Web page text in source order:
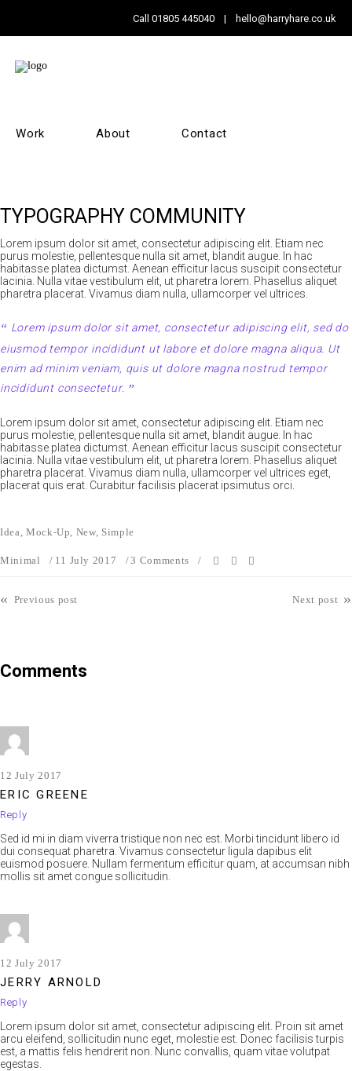
Call 01805 445040 | hello@harryhare.co.uk
Work About Contact
TYPOGRAPHY COMMUNITY
Lorem ipsum dolor sit amet, consectetur adipiscing elit. Etiam nec
purus molestie, pellentesque nulla sit amet, blandit augue. In hac
habitasse platea dictumst. Aenean efficitur lacus suscipit consectetur
lacinia. Nulla vitae vestibulum elit, ut pharetra lorem. Phasellus aliquet
pharetra placerat. Vivamus diam nulla, ullamcorper vel ultrices.
Lorem ipsum dolor sit amet, consectetur adipiscing elit, sed do
eiusmod tempor incididunt ut labore et dolore magna aliqua. Ut
enim ad minim veniam, quis ut dolore magna nostrud tempor
incididunt consectetur.
Lorem ipsum dolor sit amet, consectetur adipiscing elit. Etiam nec
purus molestie, pellentesque nulla sit amet, blandit augue. In hac
habitasse platea dictumst. Aenean efficitur lacus suscipit consectetur
lacinia. Nulla vitae vestibulum elit, ut pharetra lorem. Phasellus aliquet
pharetra placerat. Vivamus diam nulla, ullamcorper vel ultrices eget,
placerat quis erat. Curabitur facilisis placerat ipsimutus orci.
Idea Mock-Up New, Simple
Minimal 11 July 2017 3 Comments
« Previous post Next post »
Comments
12 July 2017
ERIC GREENE
Reply
Sed id mi in diam viverra tristique non nec est. Morbi tincidunt libero id
dui consequat pharetra. Vivamus consectetur ligula dapibus elit
euismod posuere. Nullam fermentum efficitur quam, at accumsan nibh
mollis sit amet congue sollicitudin.
12 July 2017
JERRY ARNOLD
Reply
Lorem ipsum dolor sit amet, consectetur adipiscing elit. Proin sit amet
arcu eleifend, sollicitudin nunc eget, molestie est. Donec facilisis turpis
est, a mattis felis hendrerit non. Nunc convallis, quam vitae volutpat
egestas.